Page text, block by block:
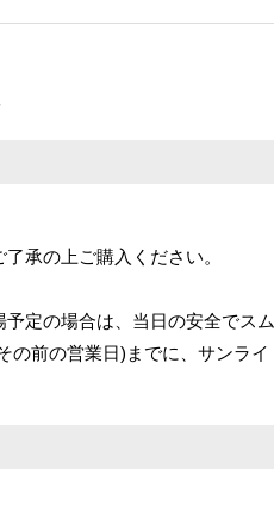
承の上ご購入ください。
定の場合は、当日の安全でスム
の前の営業日)までに、サンライ